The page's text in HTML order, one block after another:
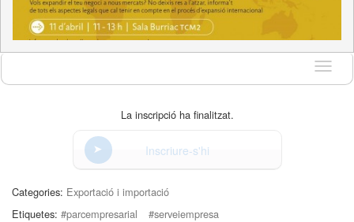
Idioma
La inscripció ha finalitzat.
Inscriure-s'hi
Categories: Exportació i importació
Etiquetes: #parcempresarial #serveiempresa